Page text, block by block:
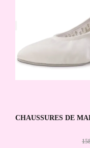
CHAUSSURES DE